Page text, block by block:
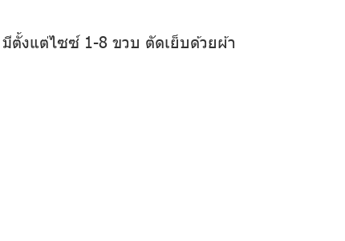
ตั้งแต่ไซซ์ 1-8 ขวบ ตัดเย็บด้วยผ้า